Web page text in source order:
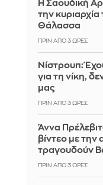
Η Σαουδική
την
Θάλασσα
ΠΡΙΝ ΑΠΌ 3 ΏΡΕΣ
Νίστρουπ:
για τη νίκη,
μας
ΠΡΙΝ ΑΠΌ 3 ΏΡΕΣ
Άννα
βίντεο με την
τραγουδούν
ΠΡΙΝ ΑΠΌ 3 ΏΡΕΣ